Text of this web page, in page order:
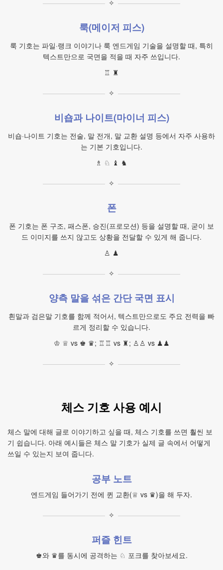
✧
룩(메이저 피스)
룩 기호는 파일·랭크 이야기나 룩 엔드게임 기술을 설명할 때, 특히
텍스트만으로 국면을 적을 때 자주 쓰입니다.
♖ ♜
✧
비숍과 나이트(마이너 피스)
비숍·나이트 기호는 전술, 말 전개, 말 교환 설명 등에서 자주 사용하
는 기본 기호입니다.
♗ ♘ ♝ ♞
✧
폰
폰 기호는 폰 구조, 패스폰, 승진(프로모션) 등을 설명할 때, 굳이 보
드 이미지를 쓰지 않고도 상황을 전달할 수 있게 해 줍니다.
♙ ♟
✧
양측 말을 섞은 간단 국면 표시
흰말과 검은말 기호를 함께 적어서, 텍스트만으로도 주요 전력을 빠
르게 정리할 수 있습니다.
♔ ♕ vs ♚ ♛; ♖♖ vs ♜; ♙♙ vs ♟♟
✧
체스 기호 사용 예시
체스 말에 대해 글로 이야기하고 싶을 때, 체스 기호를 쓰면 훨씬 보
기 쉽습니다. 아래 예시들은 체스 말 기호가 실제 글 속에서 어떻게
쓰일 수 있는지 보여 줍니다.
공부 노트
엔드게임 들어가기 전에 퀸 교환(♕ vs ♛)을 해 두자.
✧
퍼즐 힌트
♚와 ♛를 동시에 공격하는 ♘ 포크를 찾아보세요.